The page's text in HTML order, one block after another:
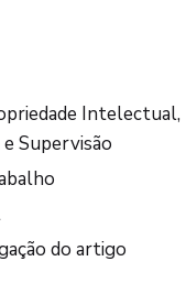
Intelectual,
Supervisão
do artigo